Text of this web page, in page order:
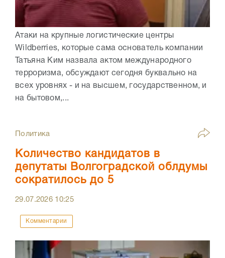
Атаки на крупные логистические центры
Wildberries, которые сама основатель компании
Татьяна Ким назвала актом международного
терроризма, обсуждают сегодня буквально на
всех уровнях - и на высшем, государственном, и
на бытовом,...
Политика
Количество кандидатов в
депутаты Волгоградской облдумы
сократилось до 5
29.07.2026 10:25
Комментарии